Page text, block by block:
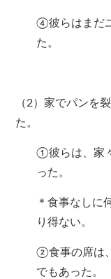
④彼らはまだ
た。
（2）家でパンを
た。
①彼らは、家
った。
＊食事なしに
り得ない。
②食事の席は
でもあった。